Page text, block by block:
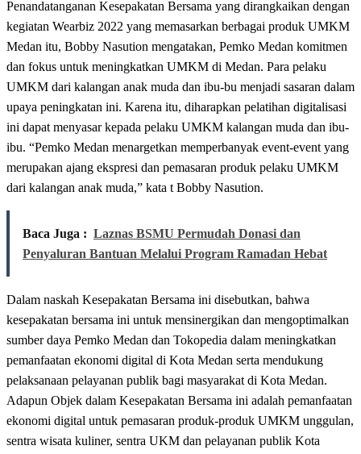
Penandatanganan Kesepakatan Bersama yang dirangkaikan dengan
kegiatan Wearbiz 2022 yang memasarkan berbagai produk UMKM
Medan itu, Bobby Nasution mengatakan, Pemko Medan komitmen
dan fokus untuk meningkatkan UMKM di Medan. Para pelaku
UMKM dari kalangan anak muda dan ibu-bu menjadi sasaran dalam
upaya peningkatan ini. Karena itu, diharapkan pelatihan digitalisasi
ini dapat menyasar kepada pelaku UMKM kalangan muda dan ibu-
ibu. “Pemko Medan menargetkan memperbanyak event-event yang
merupakan ajang ekspresi dan pemasaran produk pelaku UMKM
dari kalangan anak muda,” kata t Bobby Nasution.
Baca Juga : Laznas BSMU Permudah Donasi dan
Penyaluran Bantuan Melalui Program Ramadan Hebat
Dalam naskah Kesepakatan Bersama ini disebutkan, bahwa
kesepakatan bersama ini untuk mensinergikan dan mengoptimalkan
sumber daya Pemko Medan dan Tokopedia dalam meningkatkan
pemanfaatan ekonomi digital di Kota Medan serta mendukung
pelaksanaan pelayanan publik bagi masyarakat di Kota Medan.
Adapun Objek dalam Kesepakatan Bersama ini adalah pemanfaatan
ekonomi digital untuk pemasaran produk-produk UMKM unggulan,
sentra wisata kuliner, sentra UKM dan pelayanan publik Kota